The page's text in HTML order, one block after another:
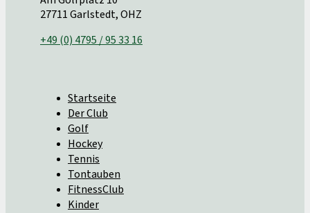
27711 Garlstedt, OHZ
+49 (0) 4795 / 95 33 16
Startseite
Der Club
Golf
Hockey
Tennis
Tontauben
FitnessClub
Kinder